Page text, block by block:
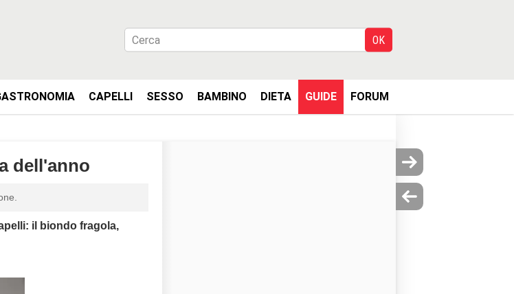
CAPELLI SESSO BAMBINO DIETA GUIDE FORUM
dell'anno
il biondo fragola,